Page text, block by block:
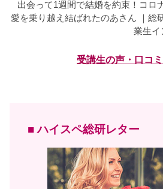
出会って1週間で結婚を約束！コロ
愛を乗り越え結ばれたのあさん ｜総
業生イ
受講生の声・口コ
■ ハイスペ総研レター